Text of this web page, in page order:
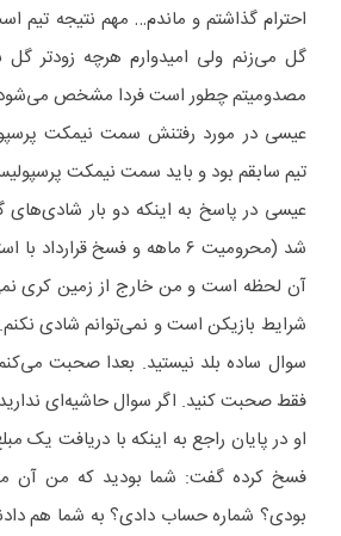
احترام گذاشتم و ماندم… مهم نتیجه تیم
گل می‌زنم ولی امیدوارم هرچه زودتر
مصدومیتم چطور است فردا مشخص
عیسی در مورد رفتنش سمت نیمکت
تیم سابقم بود و باید سمت نیمکت
عیسی در پاسخ به اینکه دو بار
شد (محرومیت ۶ ماهه و فسخ
آن لحظه است و من خارج از زمین کری
شرایط بازیکن است و نمی‌توانم شادی
سوال ساده بلد نیستید. بعدا صحبت
فقط صحبت کنید. اگر سوال حاشیه‌ای
فسخ کرده گفت: شما بودید که من آن
بودی؟ شماره حساب دادی؟ به شما هم